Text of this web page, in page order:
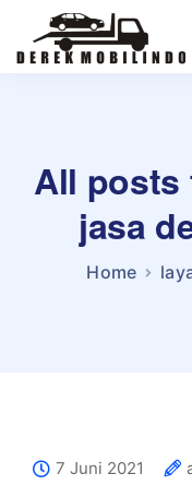
All posts
jasa
Home
7 Juni 2021